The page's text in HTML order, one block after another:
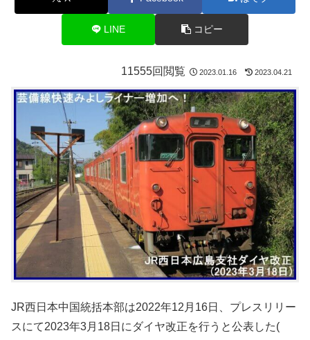
LINE コピー
11555回閲覧 2023.01.16 2023.04.21
JR西日本中国統括本部は2022年12月16日、プレスリリー
スにて2023年3月18日にダイヤ改正を行うと公表した(